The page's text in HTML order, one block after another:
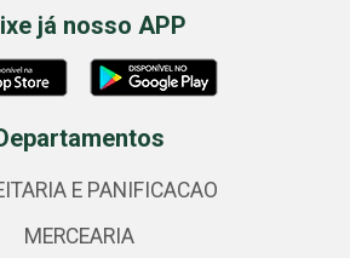
já nosso APP
E PANIFICACAO
MERCEARIA